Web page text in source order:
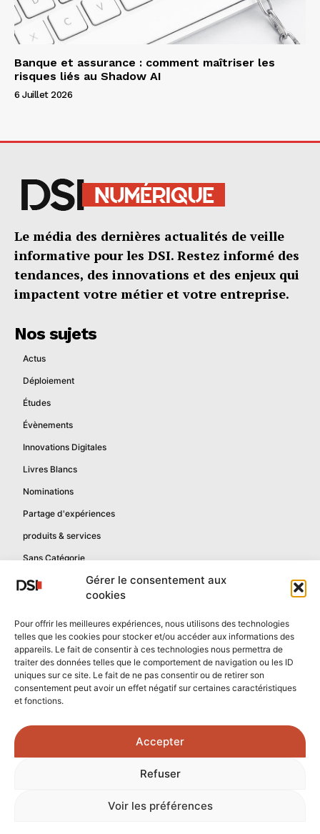
Gérer le consentement aux
cookies
Pour offrir les meilleures expériences, nous utilisons des technologies
telles que les cookies pour stocker et/ou accéder aux informations des
appareils. Le fait de consentir à ces technologies nous permettra de
traiter des données telles que le comportement de navigation ou les ID
uniques sur ce site. Le fait de ne pas consentir ou de retirer son
consentement peut avoir un effet négatif sur certaines caractéristiques
et fonctions.
Accepter
Refuser
Voir les préférences
Banque et assurance : comment maîtriser les
risques liés au Shadow AI
6 Juillet 2026
Le média des dernières actualités de veille
informative pour les DSI. Restez informé des
tendances, des innovations et des enjeux qui
impactent votre métier et votre entreprise.
Nos sujets
Actus
Déploiement
Études
Évènements
Innovations Digitales
Livres Blancs
Nominations
Partage d'expériences
produits & services
Sans Catégorie
Mentions légales
Politique de confidentialité
Contactez-nous
Confidentialité reCAPTCHA
Conditions reCAPTCHA